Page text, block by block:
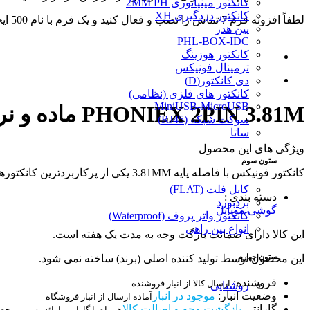
کانکتور دزدگیری XH
پین هدر
PHL-BOX-IDC
کانکتور هوزینگ
ترمینال فونیکس
دی کانکتور(D)
کانکتور های فلزی (نظامی)
MiniUSB-MicroUSB
سوکت شبکه (RJ45)
ساتا
ستون سوم
کابل فلت (FLAT)
بردبورد
کانکتور واتر پروف (Waterproof)
انواع بین راهی
ستون چهارم
روشنایی
لطفاً افزونه فرم 7 تماس را نصب و فعال کنید و یک فرم با نام 500 ایجاد کنید.
PHONIEX 2PIN 3.81M ماده و نر صاف
ویژگی های این محصول
کانکتور فونیکس با فاصله پایه 3.81MM یکی از پرکاربردترین کانکتورهایی است که برای اتصال سیم به بردهای الکترونیکی استفاده میشود و مزیت این نوع کانکتور قابلیت اتصال با ولتاژ بالا به مدار است
دسته بندی :
گوشی موبایل
این کالا دارای ضمانت بازگت وجه به مدت یک هفته است.
این محصول توسط تولید کننده اصلی (برند) ساخته نمی شود.
فروشنده:ارسال کالا از انبار فروشنده
وضعیت انبار: موجود در انبار آماده ارسال از انبار فروشگاه